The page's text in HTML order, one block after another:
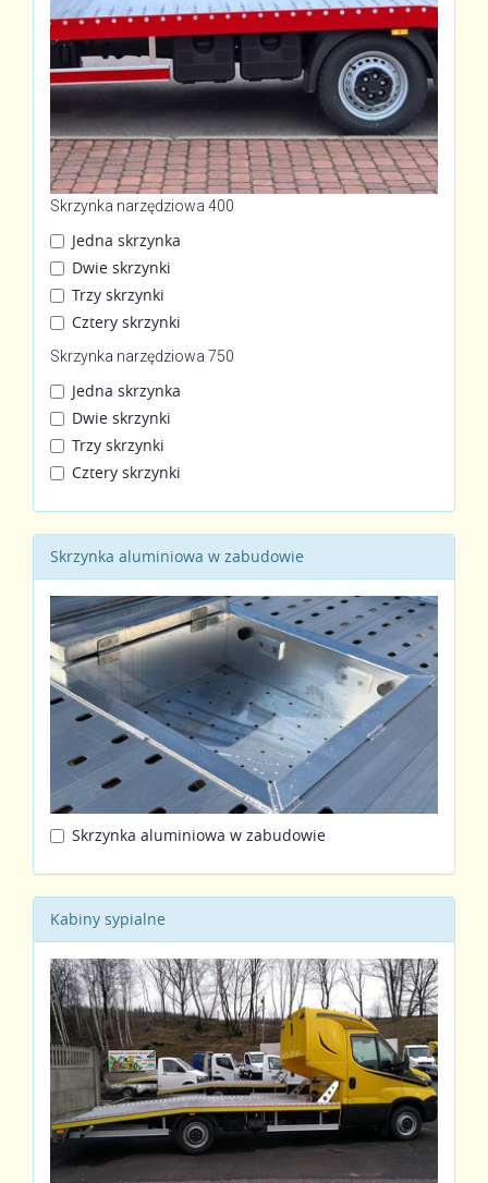
Skrzynka narzędziowa 400
Jedna skrzynka
Dwie skrzynki
Trzy skrzynki
Cztery skrzynki
Skrzynka narzędziowa 750
Jedna skrzynka
Dwie skrzynki
Trzy skrzynki
Cztery skrzynki
Skrzynka aluminiowa w zabudowie
Skrzynka aluminiowa w zabudowie
Kabiny sypialne